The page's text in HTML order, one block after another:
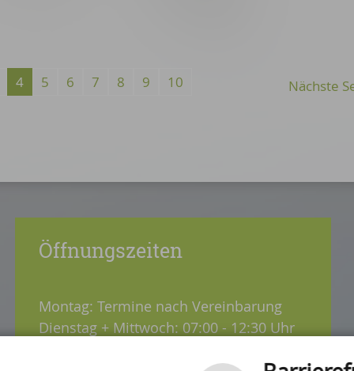
4 5 6 7 8 9 10
Öffnungszeiten
Montag: Termine nach Vereinbarung
Dienstag + Mittwoch: 07:00 - 12:30 Uhr